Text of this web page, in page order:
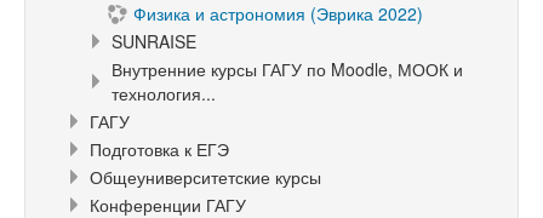
Физика и астрономия (Эврика 2022)
SUNRAISE
Внутренние курсы ГАГУ по Moodle, МООК и
технология...
ГАГУ
Подготовка к ЕГЭ
Общеуниверситетские курсы
Конференции ГАГУ